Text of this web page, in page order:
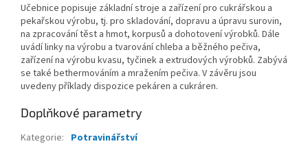
Učebnice popisuje základní stroje a zařízení pro cukrářskou a
pekařskou výrobu, tj. pro skladování, dopravu a úpravu surovin,
na zpracování těst a hmot, korpusů a dohotovení výrobků. Dále
uvádí linky na výrobu a tvarování chleba a běžného pečiva,
zařízení na výrobu kvasu, tyčinek a extrudových výrobků. Zabývá
se také bethermováním a mražením pečiva. V závěru jsou
uvedeny příklady dispozice pekáren a cukráren.
Doplňkové parametry
Kategorie: Potravinářství